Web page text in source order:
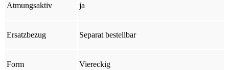
Atmungsaktiv ja
Ersatzbezug Separat bestellbar
Form Viereckig